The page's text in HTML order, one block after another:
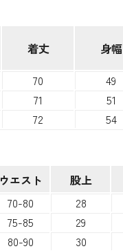
着丈 身幅
70 49
71 51
72 54
ウエスト 股上
70-80 28
75-85 29
80-90 30